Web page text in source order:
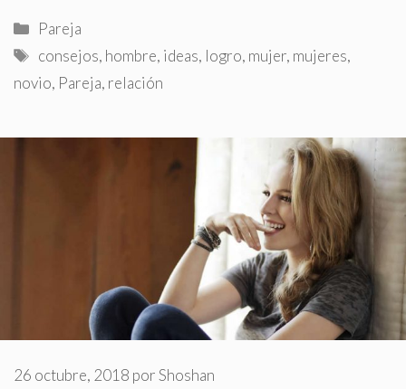
Categorías
Pareja
Etiquetas
consejos, hombre, ideas, logro, mujer, mujeres,
novio, Pareja, relación
26 octubre, 2018 porShoshan